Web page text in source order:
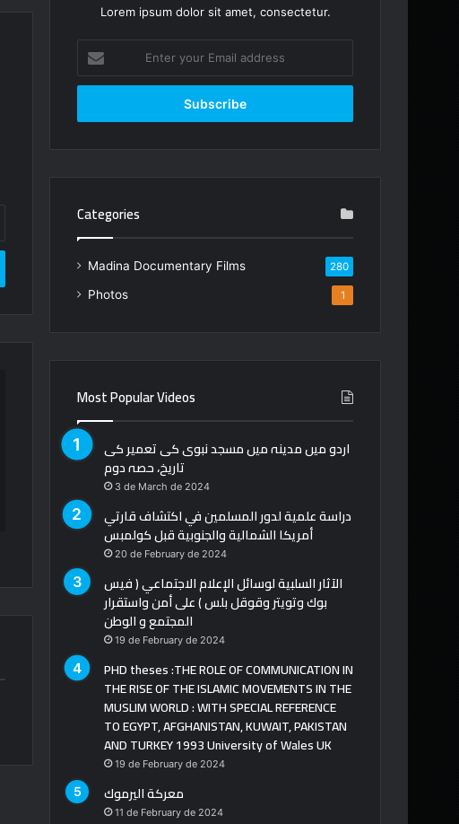
Lorem ipsum dolor sit amet, consectetur.
your
Email
Categories
Madina Documentary Films 280
Photos 1
Most Popular Videos
اردو میں مدینہ میں مسجد نبوی کی تعمیر کی
تاریخ، حصہ دوم
3 de March de 2024
دراسة علمية لدور المسلمين في اكتشاف قارتي
أمريكا الشمالية والجنوبية قبل كولمبس
20 de February de 2024
الآثار السلبية لوسائل الإعلام الاجتماعي ( فيس
بوك وتويتر وقوقل بلس ) على أمن واستقرار
المجتمع و الوطن
19 de February de 2024
PHD theses :THE ROLE OF COMMUNICATION IN
THE RISE OF THE ISLAMIC MOVEMENTS IN THE
MUSLIM WORLD : WITH SPECIAL REFERENCE
TO EGYPT, AFGHANISTAN, KUWAIT, PAKISTAN
AND TURKEY 1993 University of Wales UK
19 de February de 2024
معركة اليرموك
11 de February de 2024